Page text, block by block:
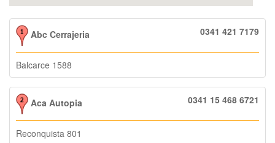
Abc Cerrajeria 0341 421 7179
Balcarce 1588
Aca Autopia 0341 15 468 6721
Reconquista 801